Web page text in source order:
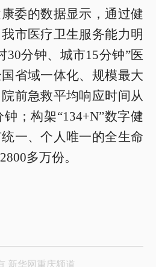
的数据显示，通过健
市医疗卫生服务能力明
30分钟、城市15分钟”医
省域一体化、规模最大
前急救平均响应时间从
；构架“134+N”数字健
一、个人唯一的全生命
多万份。
新华网重庆频道